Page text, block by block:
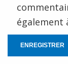
également
ENREGISTRER